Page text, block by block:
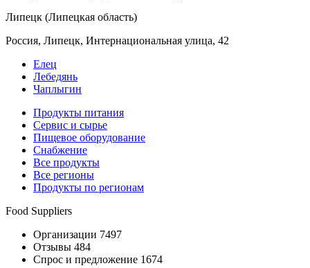
Липецк (Липецкая область)
Россия, Липецк, Интернациональная улица, 42
Елец
Лебедянь
Чаплыгин
Продукты питания
Сервис и сырье
Пищевое оборудование
Снабжение
Все продукты
Все регионы
Продукты по регионам
Food Suppliers
Организации 7497
Отзывы 484
Спрос и предложение 1674